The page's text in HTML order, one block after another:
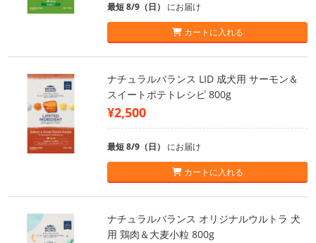
最短 8/9（日） にお届け
カートに入れる
ナチュラルバランス LID 成犬用 サーモン＆
スイートポテトレシピ 800g
¥2,500
最短 8/9（日） にお届け
カートに入れる
ナチュラルバランス オリジナルウルトラ 犬
用 鶏肉＆大麦小粒 800g